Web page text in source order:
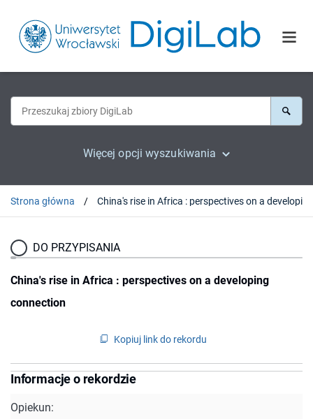
Więcej opcji wyszukiwania
Strona główna
DO PRZYPISANIA
China's rise in Africa : perspectives on a developing
connection
Kopiuj link do rekordu
Informacje o rekordzie
Opiekun: